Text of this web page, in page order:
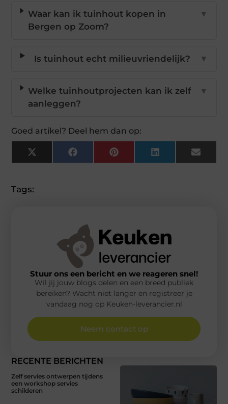
Waar kan ik tuinhout kopen in
Bergen op Zoom?
▼
Is tuinhout echt milieuvriendelijk? ▼
Welke tuinhoutprojecten kan ik zelf
aanleggen?
▼
Goed artikel? Deel hem dan op:
X
(Twitter)
FacebookPinterestLinkedInEmail
Tags:
RECENTE BERICHTEN
Zelf servies ontwerpen tijdens
een workshop servies
schilderen
Stuur ons een bericht en we reageren snel!
Wil jij jouw blogs delen en een breed publiek
bereiken? Wacht niet langer en registreer je
vandaag nog op Keuken-leverancier.nl
Neem contact op